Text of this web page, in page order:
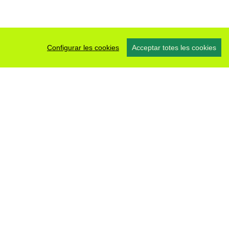
Configurar les cookies Acceptar totes les cookies